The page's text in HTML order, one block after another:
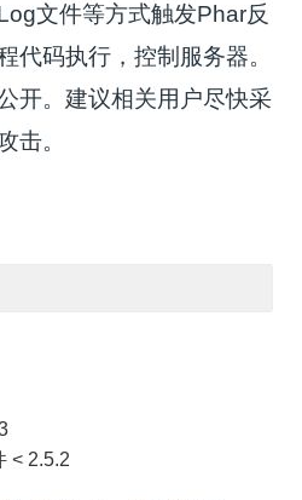
文件等方式触发Phar反
代码执行，控制服务器。
开。建议相关用户尽快采
击。
< 2.5.2